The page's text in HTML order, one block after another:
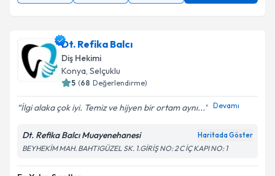
Dt. Refika Balcı
Diş Hekimi
Konya, Selçuklu
5 (68 Değerlendirme)
İlgi alaka çok iyi. Temiz ve hijyen bir ortam aynı... Devamı
Dt. Refika Balcı Muayenehanesi Haritada Göster
BEYHEKİM MAH. BAHTIGÜZEL SK. 1.GİRİŞ NO: 2 C İÇ KAPI NO: 1